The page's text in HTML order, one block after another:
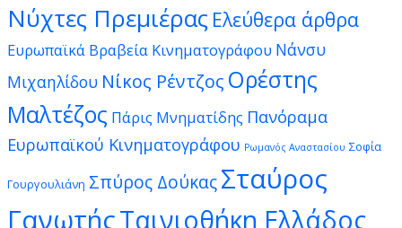
Νύχτες Πρεμιέρας Ελεύθερα άρθρα
Ευρωπαϊκά Βραβεία Κινηματογράφου Νάνσυ
Μιχαηλίδου Νίκος Ρέντζος Ορέστης
Μαλτέζος Πάρις Μνηματίδης Πανόραμα
Ευρωπαϊκού Κινηματογράφου Ρωμανός Αναστασίου Σοφία
Γουργουλιάνη Σπύρος ΔούκαςΣταύρος
ΓανωτήςΤαινιοθήκη Ελλάδος